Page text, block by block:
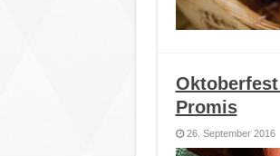
Promis
26. September 2016